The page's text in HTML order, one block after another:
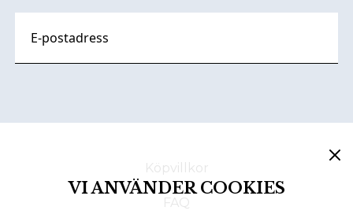
Köpvillkor
FAQ
VI ANVÄNDER COOKIES